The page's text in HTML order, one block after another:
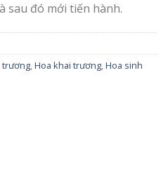
sau đó mới tiến hành.
trương,Hoa khai trương,Hoa sinh